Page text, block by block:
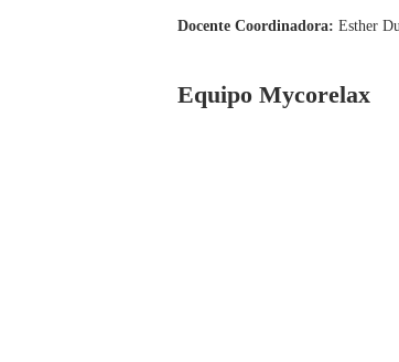
Docente Coordinadora: Esther
Equipo Mycorelax